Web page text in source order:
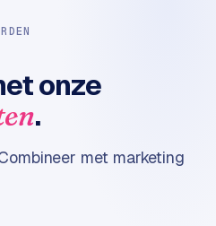
onze
.
met marketing